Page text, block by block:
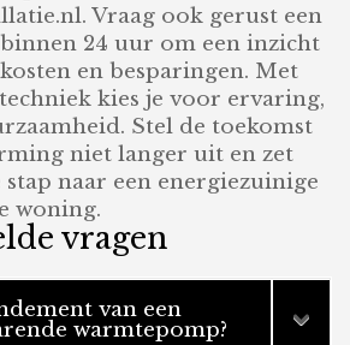
Vraag ook gerust een
binnen 24 uur om een inzicht
en besparingen. Met
kies je voor ervaring,
Stel de toekomst
niet langer uit en zet
stap naar een energiezuinige
woning.
vragen
van een
warmtepomp?